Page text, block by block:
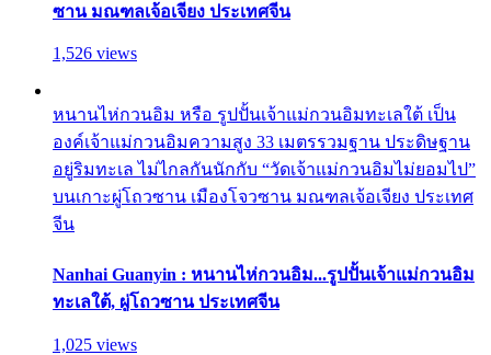
ซาน มณฑลเจ้อเจียง ประเทศจีน
1,526 views
หนานไห่กวนอิม หรือ รูปปั้นเจ้าแม่กวนอิมทะเลใต้ เป็น
องค์เจ้าแม่กวนอิมความสูง 33 เมตรรวมฐาน ประดิษฐาน
อยู่ริมทะเล ไม่ไกลกันนักกับ “วัดเจ้าแม่กวนอิมไม่ยอมไป”
บนเกาะผู่โถวซาน เมืองโจวซาน มณฑลเจ้อเจียง ประเทศ
จีน
Nanhai Guanyin : หนานไห่กวนอิม...รูปปั้นเจ้าแม่กวนอิม
ทะเลใต้, ผู่โถวซาน ประเทศจีน
1,025 views